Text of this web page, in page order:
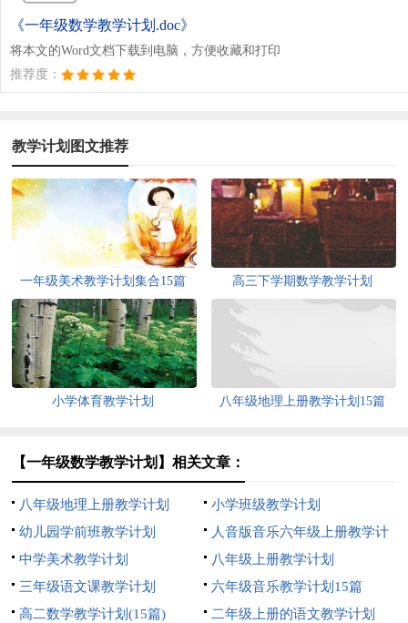
《一年级数学教学计划.doc》
将本文的Word文档下载到电脑，方便收藏和打印
推荐度：
教学计划图文推荐
一年级美术教学计划集合15篇 高三下学期数学教学计划
小学体育教学计划 八年级地理上册教学计划15篇
【一年级数学教学计划】相关文章：
八年级地理上册教学计划
小学班级教学计划
幼儿园学前班教学计划
人音版音乐六年级上册教学计
划
中学美术教学计划
八年级上册教学计划
三年级语文课教学计划
六年级音乐教学计划15篇
高二数学教学计划(15篇)
二年级上册的语文教学计划